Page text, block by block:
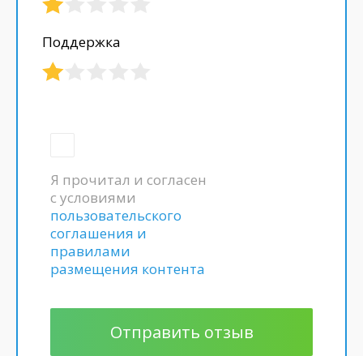
Поддержка
Я прочитал и согласен
с условиями
пользовательского
соглашения и
правилами
размещения контента
Отправить отзыв